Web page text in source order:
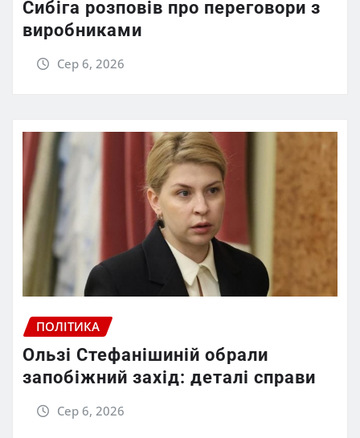
Сибіга розповів про переговори з
виробниками
Сер 6, 2026
ПОЛІТИКА
Ользі Стефанішиній обрали
запобіжний захід: деталі справи
Сер 6, 2026